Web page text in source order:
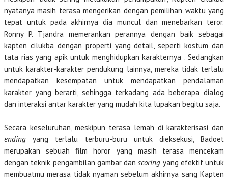
nyatanya masih terasa mengerikan dengan pemilihan waktu yang
tepat untuk pada akhirnya dia muncul dan menebarkan teror.
Ronny P. Tjandra memerankan perannya dengan baik sebagai
kapten cilukba dengan properti yang detail, seperti kostum dan
tata rias yang apik untuk menghidupkan karakternya . Sedangkan
untuk karakter-karakter pendukung lainnya, mereka tidak terlalu
mendapatkan kesempatan untuk mendapatkan pendalaman
karakter yang berarti, sehingga terkadang ada beberapa dialog
dan interaksi antar karakter yang mudah kita lupakan begitu saja.
Secara keseluruhan, meskipun terasa lemah di karakterisasi dan
ending yang terlalu terburu-buru untuk dieksekusi, Badoet
merupakan sebuah film horor yang masih terasa mencekam
dengan teknik pengambilan gambar danscoring yang efektif untuk
membuatmu merasa tidak nyaman sebelum akhirnya sang Kapten